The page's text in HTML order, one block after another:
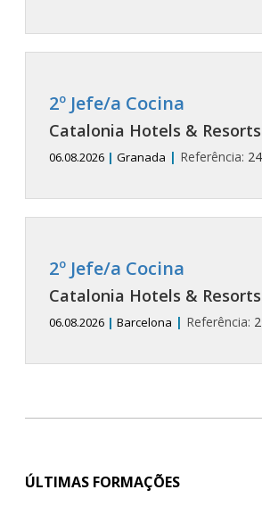
2º Jefe/a Cocina
Catalonia Hotels & Resorts
06.08.2026 | Granada | Referência:
2º Jefe/a Cocina
Catalonia Hotels & Resorts
06.08.2026 | Barcelona | Referência:
ÚLTIMAS FORMAÇÕES